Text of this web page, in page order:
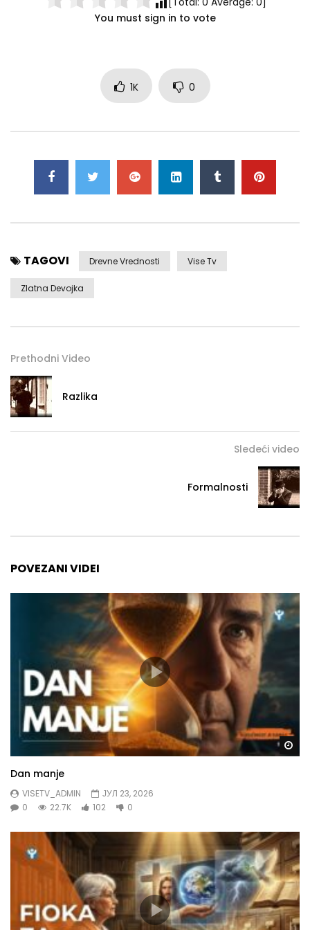
You must sign in to vote
1K 0
TAGOVI Drevne Vrednosti Vise Tv
Zlatna Devojka
Prethodni Video
Razlika
Sledeći video
Formalnosti
POVEZANI VIDEI
Dan manje
VISETV_ADMIN
ЈУЛ 23, 2026
0
22.7K 102 0